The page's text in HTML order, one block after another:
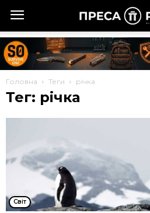
Головна Теги річка
Тег: річка
Cвіт